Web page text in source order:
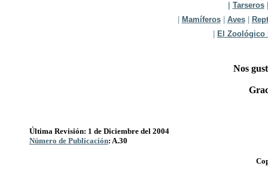
Tarseros
Mamíferos| Aves|
El Zoológico
Nos
Última Revisión: 1 de Diciembre del 2004
Número de Publicación: A.30